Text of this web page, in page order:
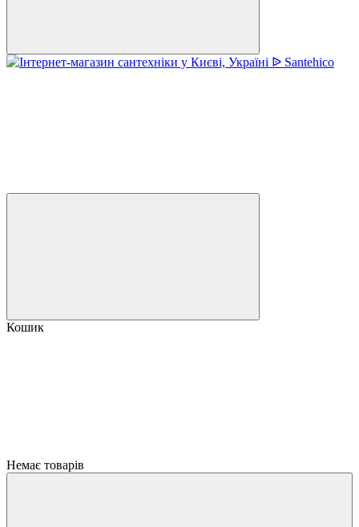
Кошик
Немає товарів